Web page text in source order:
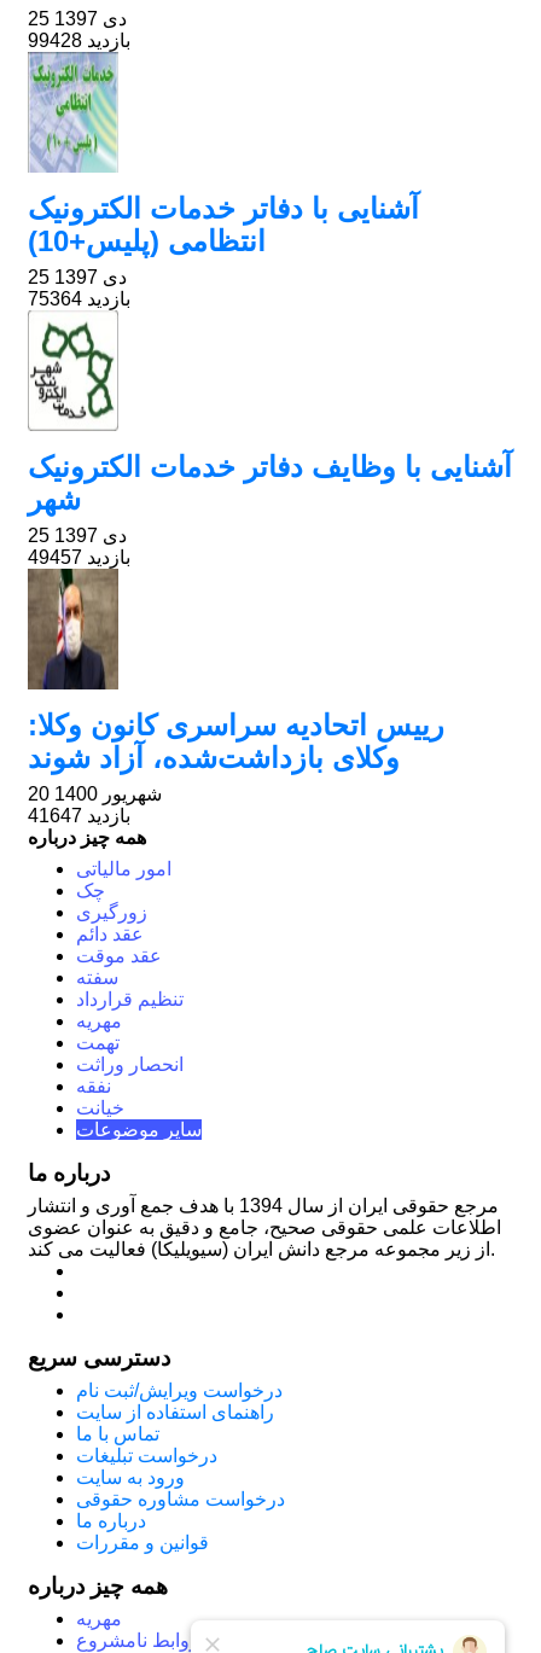
25 دی 1397
99428 بازدید
آشنایی با دفاتر خدمات الکترونیک
انتظامی (پلیس+10)
25 دی 1397
75364 بازدید
آشنایی با وظایف دفاتر خدمات الکترونیک
شهر
25 دی 1397
49457 بازدید
رییس اتحادیه سراسری کانون وکلا:
وکلای بازداشت‌شده، آزاد شوند
20 شهریور 1400
41647 بازدید
همه چیز درباره
امور مالیاتی
چک
زورگیری
عقد دائم
عقد موقت
سفته
تنظیم قرارداد
مهریه
تهمت
انحصار وراثت
نفقه
خیانت
سایر موضوعات
درباره ما
مرجع حقوقی ایران از سال 1394 با هدف جمع آوری و انتشار
اطلاعات علمی حقوقی صحیح، جامع و دقیق به عنوان عضوی
از زیر مجموعه مرجع دانش ایران (سیویلیکا) فعالیت می کند.
دسترسی سریع
درخواست ویرایش/ثبت نام
راهنمای استفاده از سایت
تماس با ما
درخواست تبلیغات
ورود به سایت
درخواست مشاوره حقوقی
درباره ما
قوانین و مقررات
همه چیز درباره
مهریه
روابط نامشروع